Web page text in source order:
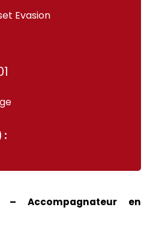
Evasion
:
– Accompagnateur en